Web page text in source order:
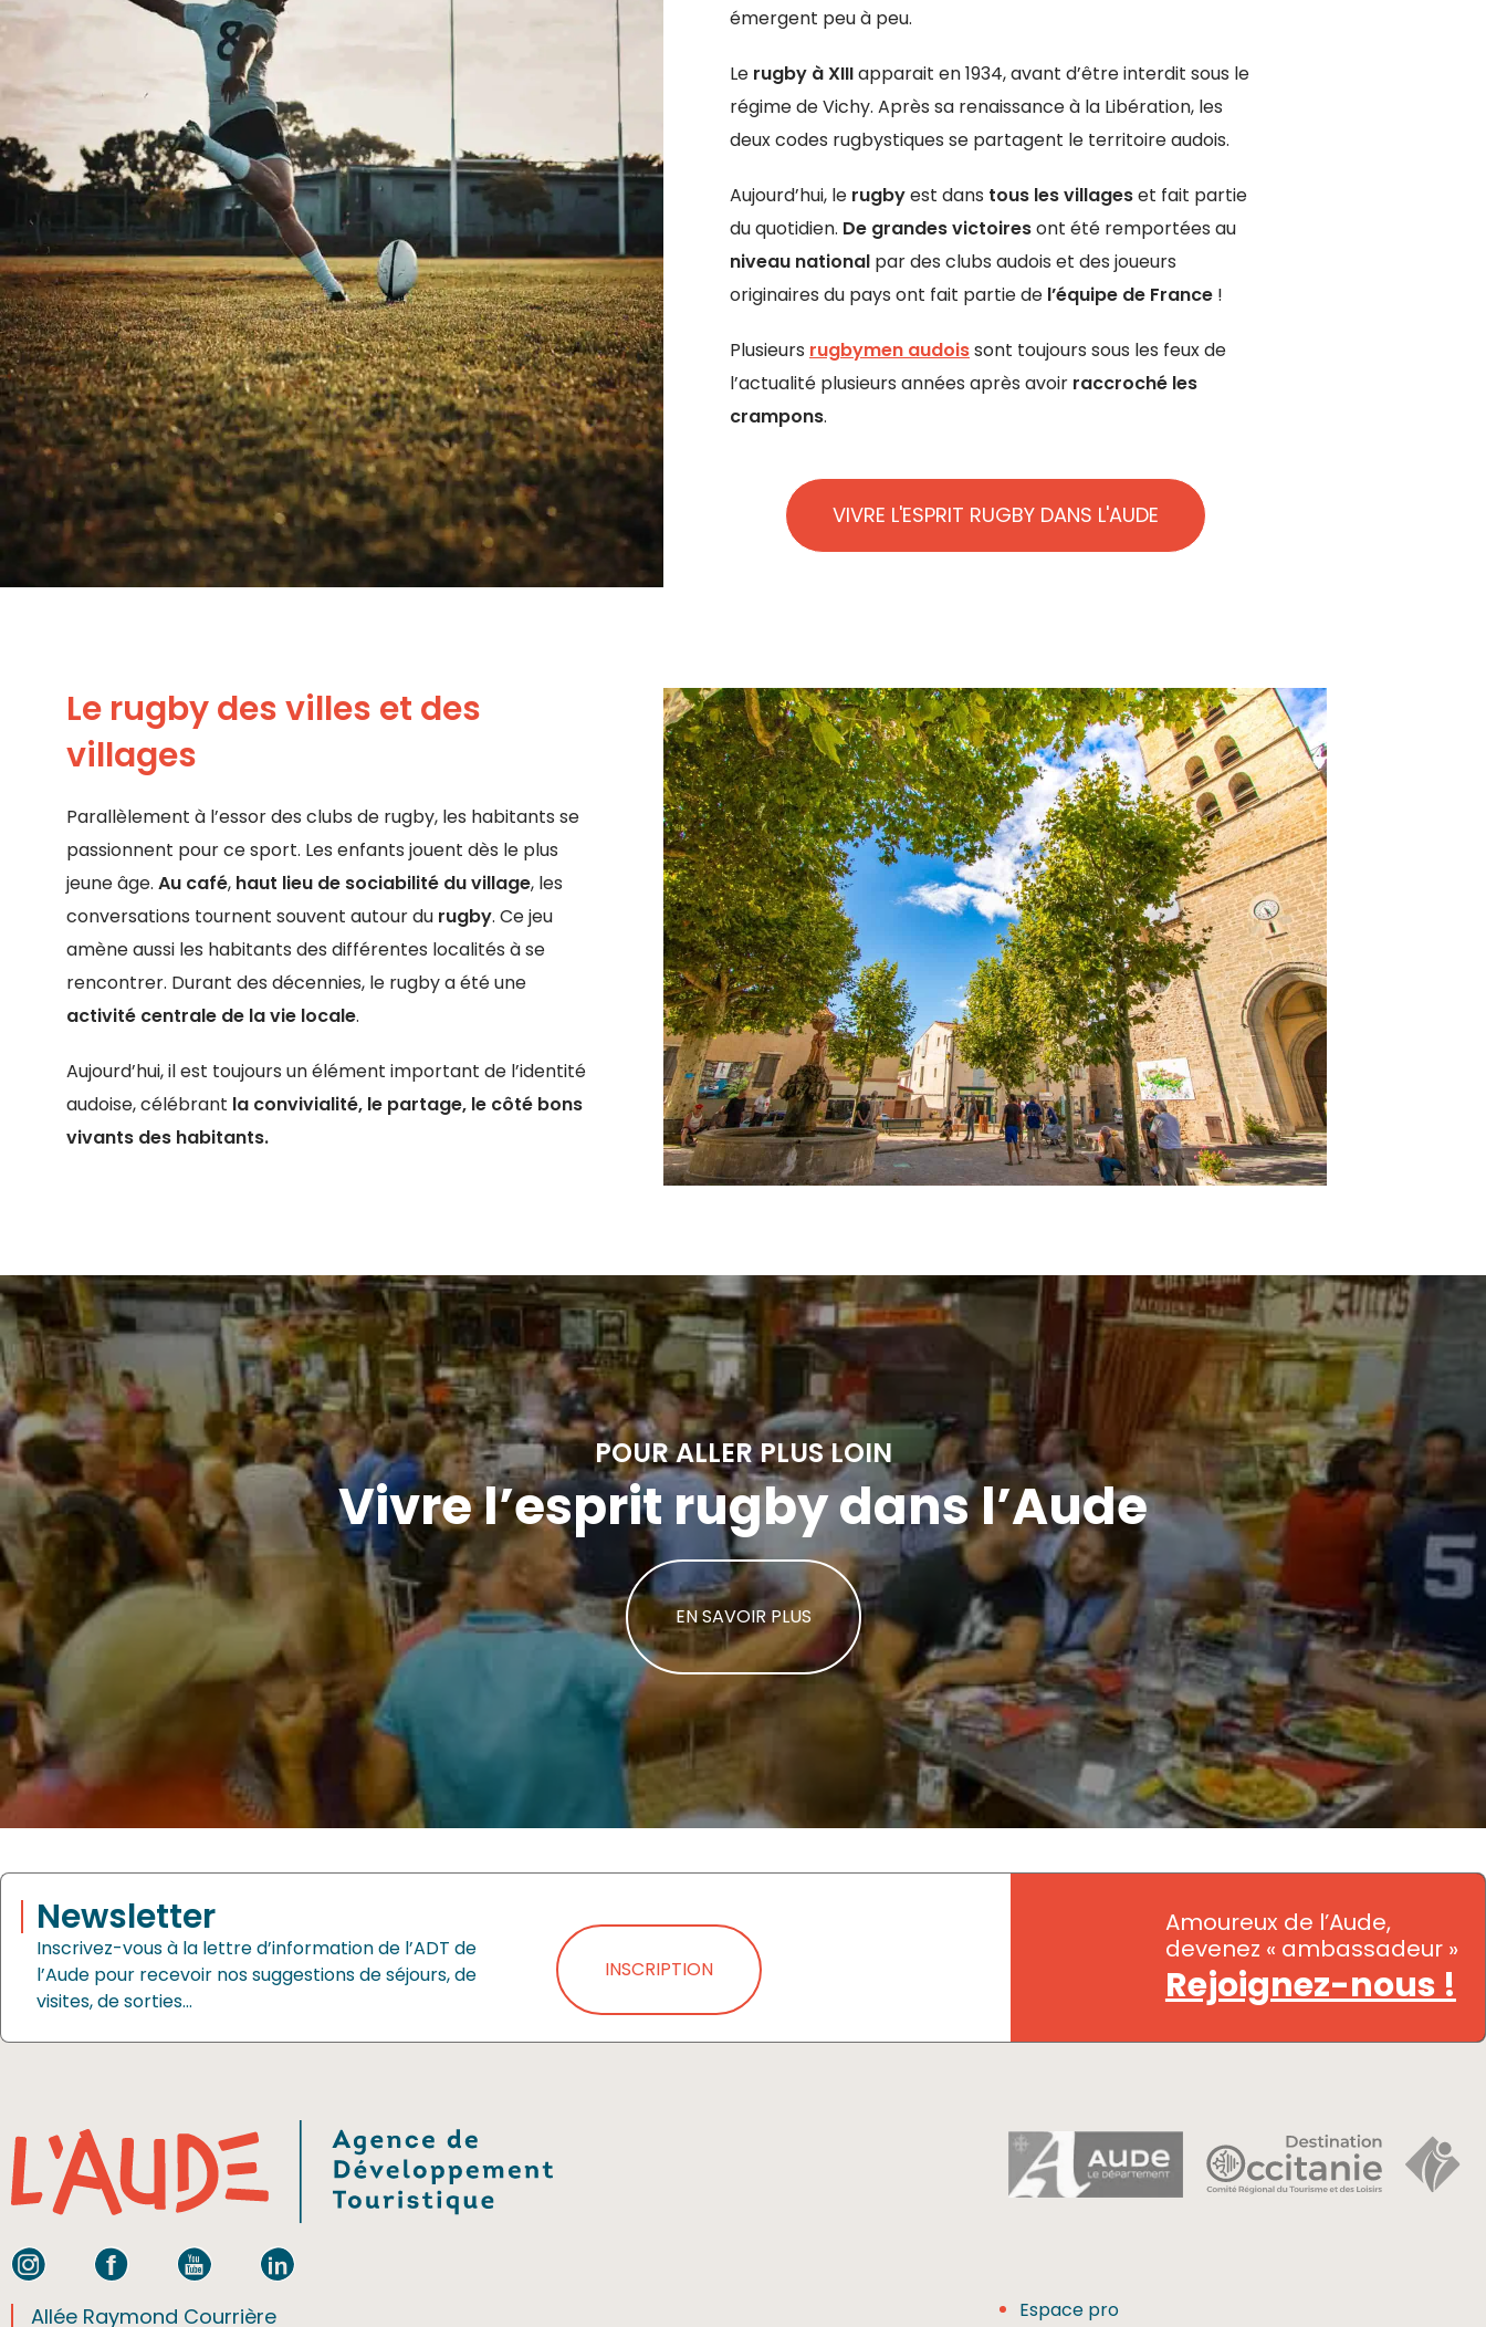
émergent peu à peu.
Le rugby à XIIIapparait en 1934, avant d’être interdit sous le
régime de Vichy. Après sa renaissance à la Libération, les
deux codes rugbystiques se partagent le territoire audois.
Aujourd’hui, le rugbyest dans tous les villageset fait partie
du quotidien. De grandes victoiresont été remportées au
niveau national par des clubs audois et des joueurs
originaires du pays ont fait partie de l’équipe de France !
Plusieurs rugbymen audoissont toujours sous les feux de
l’actualité plusieurs années après avoir raccroché les
crampons.
VIVRE L'ESPRIT RUGBY DANS L'AUDE
Le rugby des villes et des
villages
Parallèlement à l’essor des clubs de rugby, les habitants se
passionnent pour ce sport. Les enfants jouent dès le plus
jeune âge. Au café, haut lieu de sociabilité du village, les
conversations tournent souvent autour du rugby. Ce jeu
amène aussi les habitants des différentes localités à se
rencontrer. Durant des décennies, le rugby a été une
activité centrale de la vie locale.
Aujourd’hui, il est toujours un élément important de l’identité
audoise, célébrant la convivialité, le partage, le côté bons
vivants des habitants.
POUR ALLER PLUS LOIN
Vivre l’esprit rugby dans l’Aude
EN SAVOIR PLUS
Newsletter
Inscrivez-vous à la lettre d’information de l’ADT de
l’Aude pour recevoir nos suggestions de séjours, de
visites, de sorties…
INSCRIPTION
Amoureux de l’Aude,
devenez « ambassadeur »
Rejoignez-nous !
Allée Raymond Courrière Espace pro